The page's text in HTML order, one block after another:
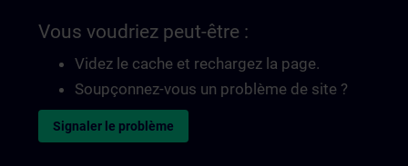
Vous voudriez peut-être :
Videz le cache et rechargez la page.
Soupçonnez-vous un problème de site ?
Signaler le problème